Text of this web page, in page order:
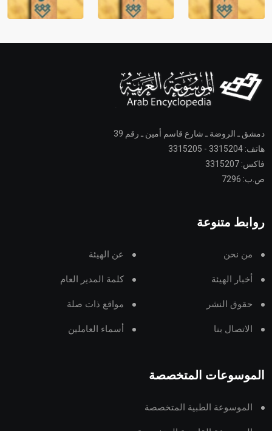
دمشق ـ الروضة ـ شارع قاسم أمين ـ رقم 39
هاتف: 3315204 - 3315205
فاكس: 3315207
ص.ب: 7296
روابط متنوعة
من نحن عن الهيئة
أخبار الهيئة كلمة المدير العام
حقوق النشر مواقع ذات صلة
الاتصال بنا أسماء العاملين
الموسوعات المتخصصة
الموسوعة الطبية المتخصصة